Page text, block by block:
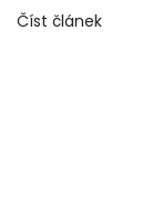
Číst článek